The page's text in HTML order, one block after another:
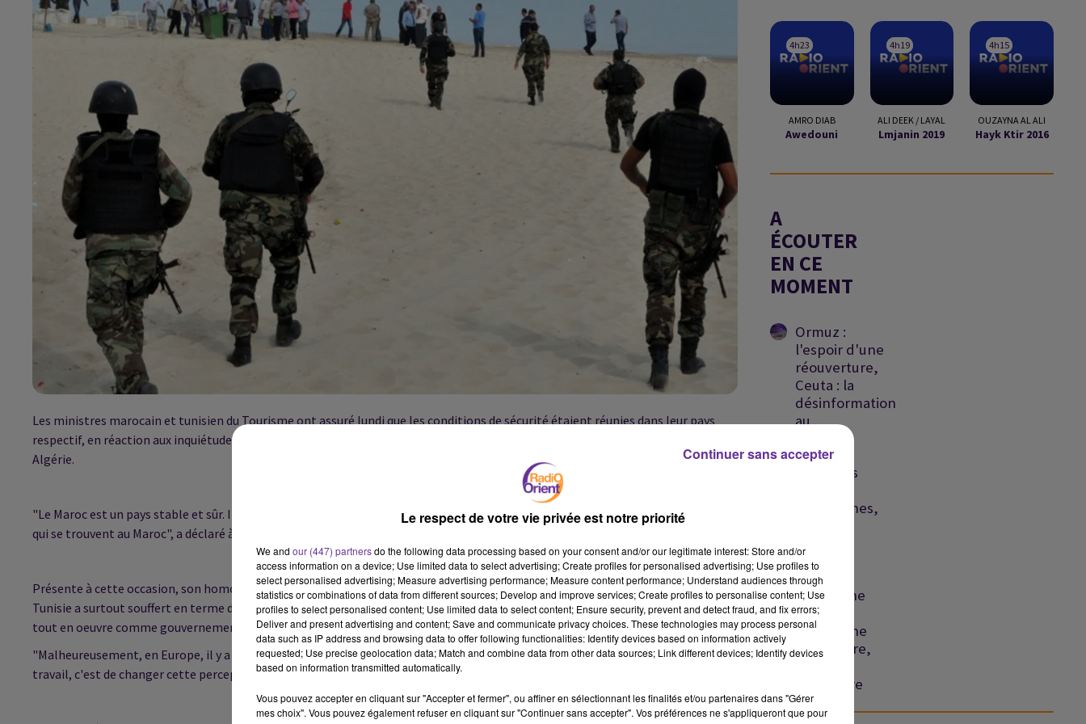
Les ministres marocain et tunisien du Tourisme ont assuré lundi que les conditions de sécurité étaient réunies dans leur pays
respectif, en réaction aux inquiétudes soulevées par le récent assassinat du Français Hervé Gourdel par un groupe jihadiste en
Algérie.
"Le Maroc est un pays stable et sûr. Il n'y a aucun problème dans ce sens et je pense qu'il n'y a aucune menace (...) envers les gens
qui se trouvent au Maroc", a déclaré à l'AFP Lahcen Haddad, en marge des "Assises du tourisme" à Rabat.
Présente à cette occasion, son homologue tunisienne, Amal Karboul, s'est aussi voulue rassurante. En matière du tourisme, "la
Tunisie a surtout souffert en terme d'image: depuis la révolution, il y a trois ans, aucun touriste n'a été touché, et nous mettons
tout en oeuvre comme gouvernement pour que ça reste comme cela", a-t-elle affirmé.
"Malheureusement, en Europe, il y a parfois une image d'insécurité qui ne correspond pas à la réalité du terrain (...). Notre
travail, c'est de changer cette perception", a enchaîné Mme Karboul.
4h23
4h23
AMRO DIAB
Awedouni
4h19
4h19
ALI DEEK / LAYAL
Lmjanin 2019
4h15
4h15
OUZAYNA AL ALI
Hayk Ktir 2016
A
ÉCOUTER
EN CE
MOMENT
Ormuz :
l'espoir d'une
réouverture,
Ceuta : la
désinformation
au...
Liban :
nouvelles
israéliennes,
d'Ormuz
vers un...
Liban : une
frappe
israélienne
meurtrière,
migratoire
se...
Le respect de votre vie privée est notre priorité
We and our (447) partnersdo the following data processing based on your consent and/or our legitimate interest: Store and/or
access information on a device; Use limited data to select advertising; Create profiles for personalised advertising; Use profiles to
select personalised advertising; Measure advertising performance; Measure content performance; Understand audiences through
statistics or combinations of data from different sources; Develop and improve services; Create profiles to personalise content; Use
profiles to select personalised content; Use limited data to select content; Ensure security, prevent and detect fraud, and fix errors;
Deliver and present advertising and content; Save and communicate privacy choices. These technologies may process personal
data such as IP address and browsing data to offer following functionalities: Identify devices based on information actively
requested; Use precise geolocation data; Match and combine data from other data sources; Link different devices; Identify devices
based on information transmitted automatically.
Vous pouvez accepter en cliquant sur "Accepter et fermer", ou affiner en sélectionnant les finalités et/ou partenaires dans "Gérer
mes choix". Vous pouvez également refuser en cliquant sur "Continuer sans accepter". Vos préférences ne s'appliqueront que pour
Continuer sans accepter